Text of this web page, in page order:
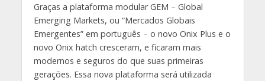
Graças a plataforma modular GEM – Global
Emerging Markets, ou “Mercados Globais
Emergentes” em português – o novo Onix Plus e o
novo Onix hatch cresceram, e ficaram mais
modernos e seguros do que suas primeiras
gerações. Essa nova plataforma será utilizada